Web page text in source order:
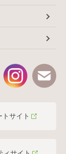
サイト